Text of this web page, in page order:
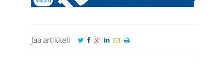
Jaa artikkeli